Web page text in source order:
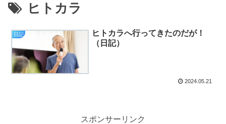
ヒトカラ
日記
ヒトカラへ行ってきたのだが！
（日記）
2024.05.21
スポンサーリンク